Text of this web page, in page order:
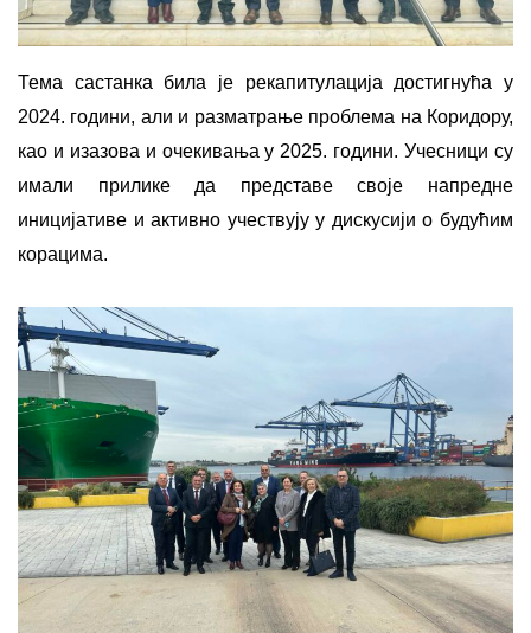
Тема састанка била је рекапитулација достигнућа у
2024. години, али и разматрање проблема на Коридору,
као и изазова и очекивања у 2025. години. Учесници су
имали прилике да представе своје напредне
иницијативе и активно учествују у дискусији о будућим
корацима.